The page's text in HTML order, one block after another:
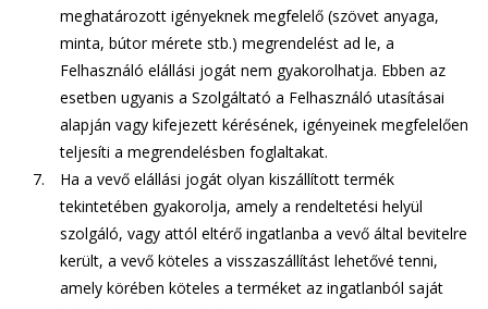
meghatározott igényeknek megfelelő (szövet anyaga,
minta, bútor mérete stb.) megrendelést ad le, a
Felhasználó elállási jogát nem gyakorolhatja. Ebben az
esetben ugyanis a Szolgáltató a Felhasználó utasításai
alapján vagy kifejezett kérésének, igényeinek megfelelően
teljesíti a megrendelésben foglaltakat.
Ha a vevő elállási jogát olyan kiszállított termék
tekintetében gyakorolja, amely a rendeltetési helyül
szolgáló, vagy attól eltérő ingatlanba a vevő által bevitelre
került, a vevő köteles a visszaszállítást lehetővé tenni,
amely körében köteles a terméket az ingatlanból saját